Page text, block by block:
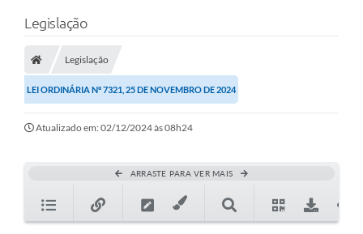
Legislação
Legislação
LEI ORDINÁRIA Nº 7321, 25 DE NOVEMBRO DE 2024
Atualizado em: 02/12/2024 às 08h24
ARRASTE PARA VER MAIS